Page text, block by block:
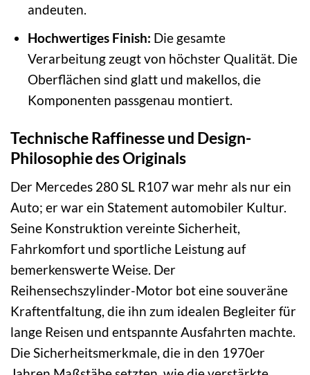
andeuten.
Hochwertiges Finish: Die gesamte
Verarbeitung zeugt von höchster Qualität. Die
Oberflächen sind glatt und makellos, die
Komponenten passgenau montiert.
Technische Raffinesse und Design-
Philosophie des Originals
Der Mercedes 280 SL R107 war mehr als nur ein
Auto; er war ein Statement automobiler Kultur.
Seine Konstruktion vereinte Sicherheit,
Fahrkomfort und sportliche Leistung auf
bemerkenswerte Weise. Der
Reihensechszylinder-Motor bot eine souveräne
Kraftentfaltung, die ihn zum idealen Begleiter für
lange Reisen und entspannte Ausfahrten machte.
Die Sicherheitsmerkmale, die in den 1970er